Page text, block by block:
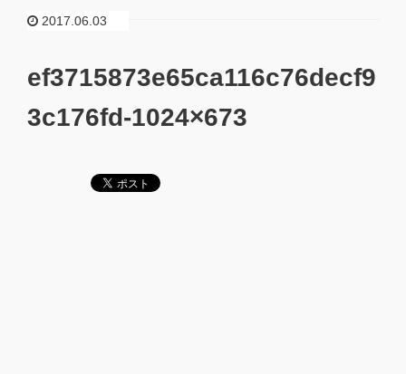
2017.06.03
ef3715873e65ca116c76decf9
3c176fd-1024×673